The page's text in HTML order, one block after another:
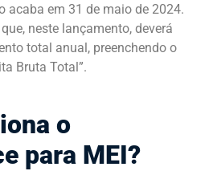
acaba em 31 de maio de 2024.
neste lançamento, deverá
total anual, preenchendo o
Bruta Total”.
o
para MEI?